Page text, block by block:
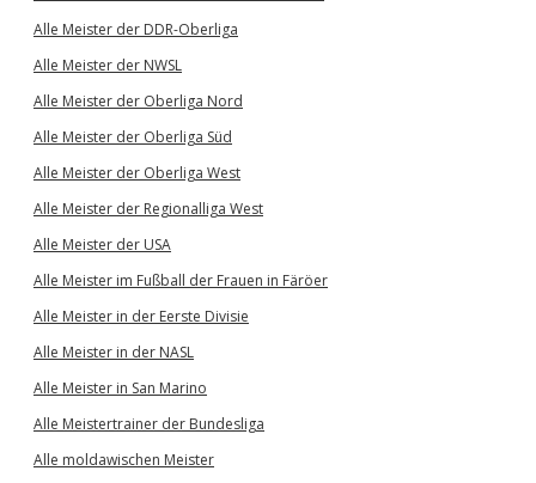
Alle Meister der DDR-Oberliga
Alle Meister der NWSL
Alle Meister der Oberliga Nord
Alle Meister der Oberliga Süd
Alle Meister der Oberliga West
Alle Meister der Regionalliga West
Alle Meister der USA
Alle Meister im Fußball der Frauen in Färöer
Alle Meister in der Eerste Divisie
Alle Meister in der NASL
Alle Meister in San Marino
Alle Meistertrainer der Bundesliga
Alle moldawischen Meister